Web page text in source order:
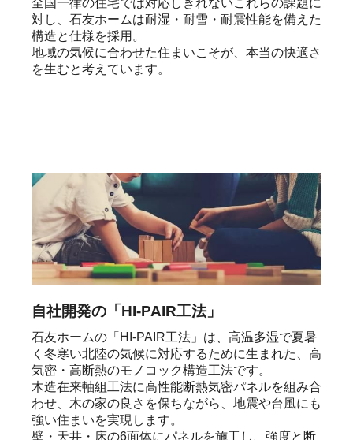
全国一律の住宅では対応しきれないこれらの課題に
対し、石友ホームは耐湿・耐雪・耐震性能を備えた
構造と仕様を採用。
地域の気候に合わせた住まいこそが、本当の快適さ
を生むと考えています。
自社開発の「HI-PAIR工法」
石友ホームの「HI-PAIR工法」は、高温多湿で夏暑
く冬寒い北陸の気候に対応するために生まれた、高
気密・高断熱のモノコック構造工法です。
木造在来軸組工法に高性能断熱気密パネルを組み合
わせ、木の家の良さを保ちながら、地震や台風にも
強い住まいを実現します。
壁・天井・床の6面体にパネルを施工し、強度と断